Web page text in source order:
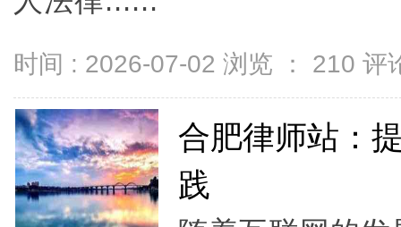
时间 : 2026-07-02 浏览 ： 210 评
合肥律师站：
践